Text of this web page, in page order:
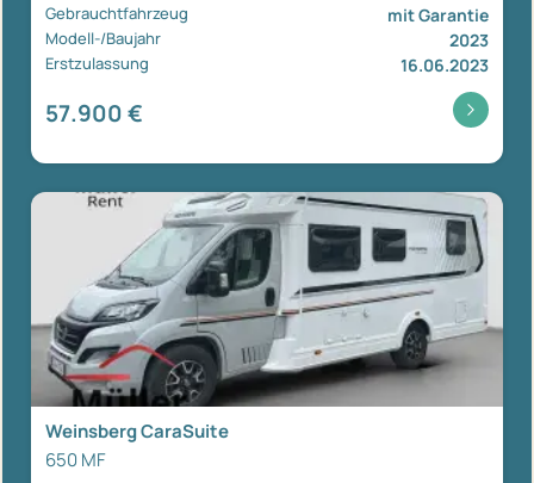
Gebrauchtfahrzeug mit Garantie
Modell-/Baujahr 2023
Erstzulassung 16.06.2023
57.900 €
Weinsberg CaraSuite
650 MF